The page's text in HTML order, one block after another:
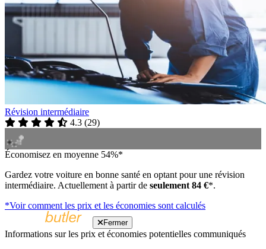
Révision intermédiaire
4.3 (29)
Économisez en moyenne 54%*
Gardez votre voiture en bonne santé en optant pour une révision
intermédiaire. Actuellement à partir de seulement 84 €*.
*Voir comment les prix et les économies sont calculés
Fermer
Informations sur les prix et économies potentielles communiqués